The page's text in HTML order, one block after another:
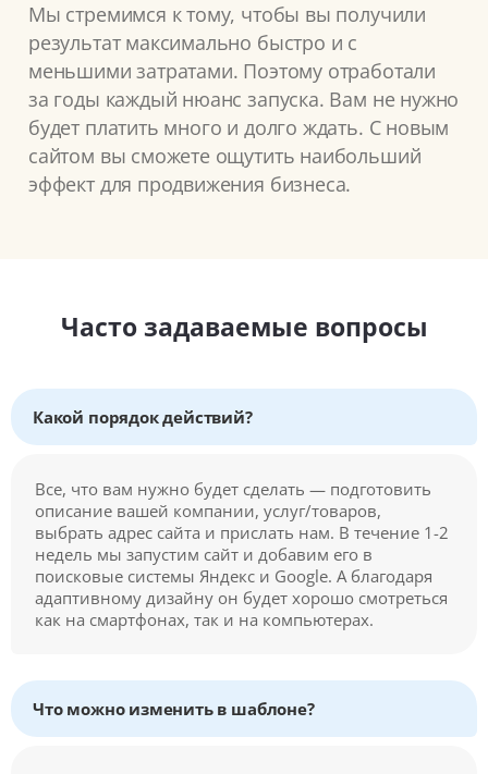
Мы стремимся к тому, чтобы вы получили
результат максимально быстро и с
меньшими затратами. Поэтому отработали
за годы каждый нюанс запуска. Вам не нужно
будет платить много и долго ждать. С новым
сайтом вы сможете ощутить наибольший
эффект для продвижения бизнеса.
Часто задаваемые вопросы
Какой порядок действий?
Все, что вам нужно будет сделать — подготовить
описание вашей компании, услуг/товаров,
выбрать адрес сайта и прислать нам. В течение 1-2
недель мы запустим сайт и добавим его в
поисковые системы Яндекс и Google. А благодаря
адаптивному дизайну он будет хорошо смотреться
как на смартфонах, так и на компьютерах.
Что можно изменить в шаблоне?